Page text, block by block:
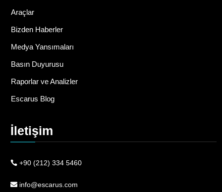
Araçlar
Bizden Haberler
Medya Yansımaları
Basın Duyurusu
Raporlar ve Analizler
Escarus Blog
İletişim
+90 (212) 334 5460
info@escarus.com